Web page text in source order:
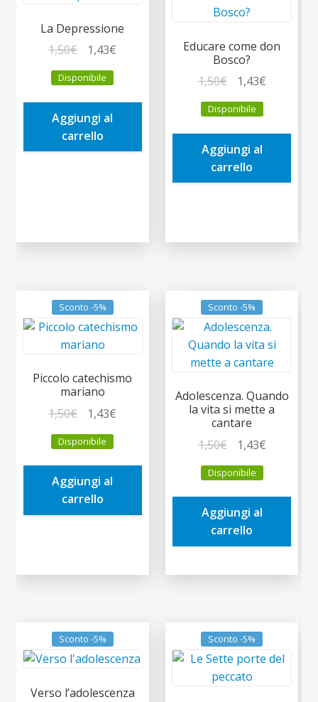
La Depressione
1,50€
prezzo
originale
era:
1,50€.
1,43€
è:
Disponibile
Aggiungi al
carrello
Educare come don
Bosco?
1,50€
prezzo
originale
era:
1,50€.
1,43€Il
è:
Disponibile
Aggiungi al
carrello
Sconto -5%
Piccolo catechismo
mariano
1,50€
prezzo
originale
era:
1,50€.
1,43€
è:
Disponibile
Aggiungi al
carrello
Sconto -5%
Adolescenza. Quando
la vita si mette a
cantare
1,50€
prezzo
originale
era:
1,50€.
1,43€Il
è:
Disponibile
Aggiungi al
carrello
Sconto -5%
Verso l’adolescenza
Sconto -5%